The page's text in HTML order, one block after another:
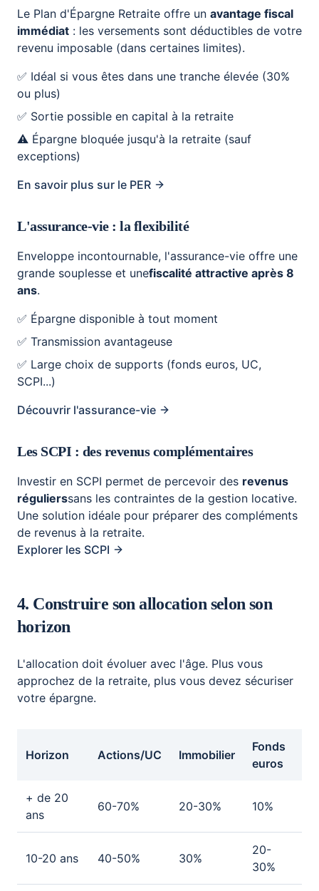
Le Plan d'Épargne Retraite offre un avantage fiscal
immédiat : les versements sont déductibles de votre
revenu imposable (dans certaines limites).
✅ Idéal si vous êtes dans une tranche élevée (30%
ou plus)
✅ Sortie possible en capital à la retraite
⚠️ Épargne bloquée jusqu'à la retraite (sauf
exceptions)
En savoir plus sur le PER
L'assurance-vie : la flexibilité
Enveloppe incontournable, l'assurance-vie offre une
grande souplesse et unefiscalité attractive après 8
ans.
✅ Épargne disponible à tout moment
✅ Transmission avantageuse
✅ Large choix de supports (fonds euros, UC,
SCPI...)
Découvrir l'assurance-vie
Les SCPI : des revenus complémentaires
Investir en SCPI permet de percevoir des revenus
régulierssans les contraintes de la gestion locative.
Une solution idéale pour préparer des compléments
de revenus à la retraite.
Explorer les SCPI
4. Construire son allocation selon son
horizon
L'allocation doit évoluer avec l'âge. Plus vous
approchez de la retraite, plus vous devez sécuriser
votre épargne.
Horizon Actions/UC Immobilier
Fonds
euros
+ de 20
ans
60-70% 20-30% 10%
10-20 ans 40-50% 30%
20-
30%